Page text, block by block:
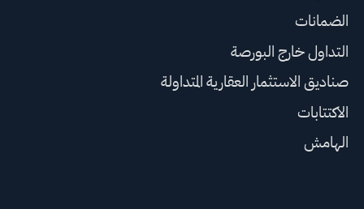
الضمانات
التداول خارج البورصة
صناديق الاستثمار العقارية المتداولة
الاكتتابات
الهامش